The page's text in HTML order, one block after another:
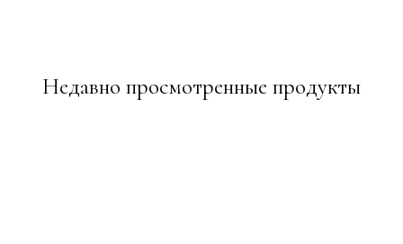
Недавно просмотренные продукты